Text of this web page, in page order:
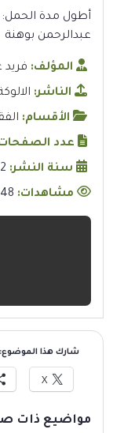
عبدالرحمن بوهنة
المؤلف: فريد
الناشر:
الأقسام:
عدد
سنة النشر:
مشاهدات:
شارك هذا الموضوع:
X
مواضيع ذات